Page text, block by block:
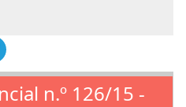
n.º 126/15 -